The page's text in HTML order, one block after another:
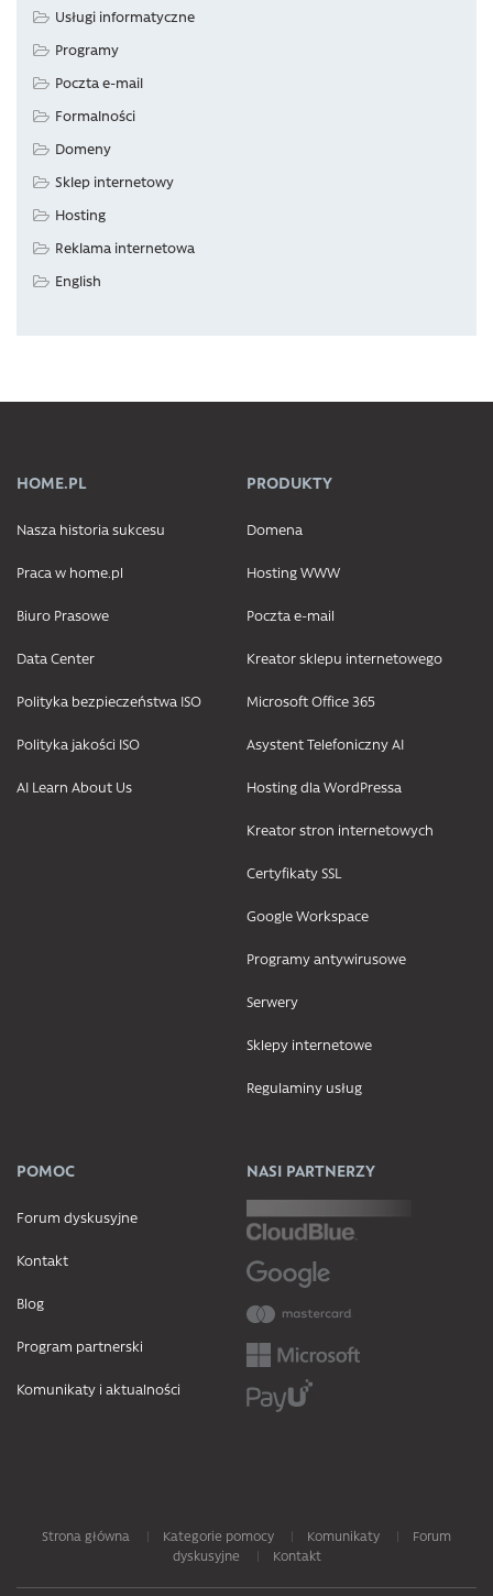
Usługi informatyczne
Programy
Poczta e-mail
Formalności
Domeny
Sklep internetowy
Hosting
Reklama internetowa
English
HOME.PL
Nasza historia sukcesu
Praca w home.pl
Biuro Prasowe
Data Center
Polityka bezpieczeństwa ISO
Polityka jakości ISO
AI Learn About Us
PRODUKTY
Domena
Hosting WWW
Poczta e-mail
Kreator sklepu internetowego
Microsoft Office 365
Asystent Telefoniczny AI
Hosting dla WordPressa
Kreator stron internetowych
Certyfikaty SSL
Google Workspace
Programy antywirusowe
Serwery
Sklepy internetowe
Regulaminy usług
POMOC
Forum dyskusyjne
Kontakt
Blog
Program partnerski
Komunikaty i aktualności
NASI PARTNERZY
Strona główna Kategorie pomocy Komunikaty
Forum
dyskusyjne
Kontakt